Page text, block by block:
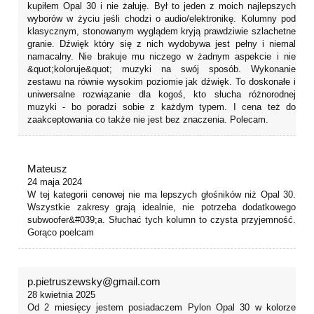
kupiłem Opal 30 i nie żałuję. Był to jeden z moich najlepszych
wyborów w życiu jeśli chodzi o audio/elektronikę. Kolumny pod
klasycznym, stonowanym wyglądem kryją prawdziwie szlachetne
granie. Dźwięk który się z nich wydobywa jest pełny i niemal
namacalny. Nie brakuje mu niczego w żadnym aspekcie i nie
&quot;koloruje&quot; muzyki na swój sposób. Wykonanie
zestawu na równie wysokim poziomie jak dźwięk. To doskonałe i
uniwersalne rozwiązanie dla kogoś, kto słucha różnorodnej
muzyki - bo poradzi sobie z każdym typem. I cena też do
zaakceptowania co także nie jest bez znaczenia. Polecam.
Mateusz
24 maja 2024
W tej kategorii cenowej nie ma lepszych głośników niż Opal 30.
Wszystkie zakresy grają idealnie, nie potrzeba dodatkowego
subwoofer&#039;a. Słuchać tych kolumn to czysta przyjemność.
Gorąco poelcam
p.pietruszewsky@gmail.com
28 kwietnia 2025
Od 2 miesięcy jestem posiadaczem Pylon Opal 30 w kolorze